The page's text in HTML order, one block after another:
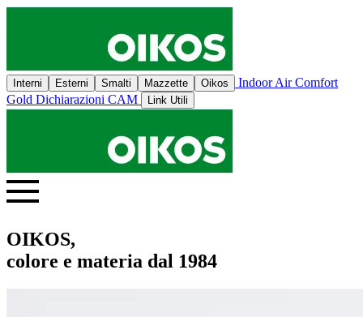
Interni Esterni Smalti Mazzette Oikos
Indoor Air Comfort
Gold Dichiarazioni CAM Link Utili
OIKOS,
colore e materia dal 1984